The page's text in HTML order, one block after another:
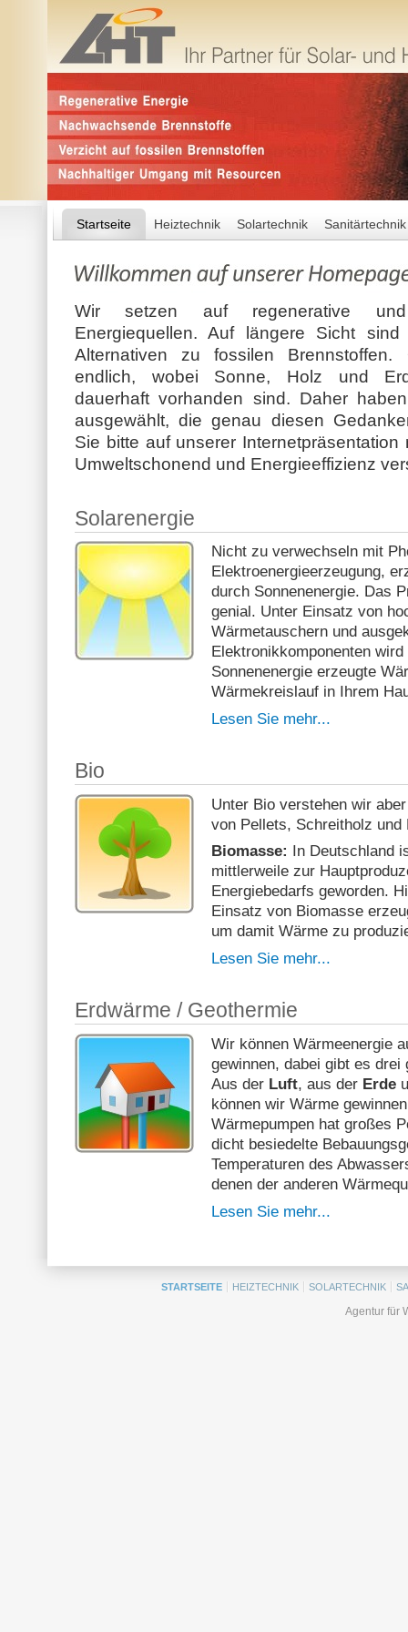
Startseite Heiztechnik Solartechnik Sanitärtechnik
Wir setzen auf regenerative und
Energiequellen. Auf längere Sicht
Alternativen zu fossilen
endlich, wobei Sonne, Holz und
dauerhaft vorhanden sind. Daher
ausgewählt, die genau diesen
Sie bitte auf unserer
Umweltschonend und Energieeffizienz
Solarenergie
Nicht zu verwechseln mit
Elektroenergieerzeugung,
durch Sonnenenergie. Das
genial. Unter Einsatz von
Wärmetauschern und
Elektronikkomponenten
Sonnenenergie erzeugte
Wärmekreislauf in Ihrem
Lesen Sie mehr...
Bio
Unter Bio verstehen wir
von Pellets, Schreitholz und
Biomasse: In Deutschland
mittlerweile zur
Energiebedarfs geworden.
Einsatz von Biomasse
um damit Wärme zu
Lesen Sie mehr...
Erdwärme / Geothermie
Wir können Wärmeenergie
gewinnen, dabei gibt es drei
Aus der Luft, aus der Erde
können wir Wärme
Wärmepumpen hat großes
dicht besiedelte
Temperaturen des
denen der anderen
Lesen Sie mehr...
STARTSEITE HEIZTECHNIK SOLARTECHNIK
Agentur für